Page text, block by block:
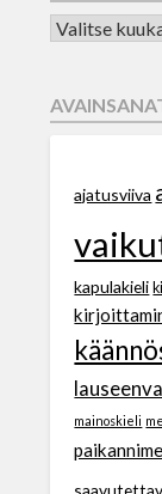
ajatusviiva
kapulakieli
mainoskieli